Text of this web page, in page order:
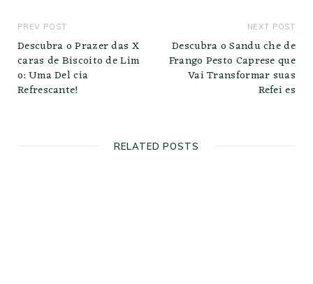
PREV POST
Descubra o Prazer das X
caras de Biscoito de Lim
o: Uma Del cia
Refrescante!
NEXT POST
Descubra o Sandu che de
Frango Pesto Caprese que
Vai Transformar suas
Refei es
RELATED POSTS